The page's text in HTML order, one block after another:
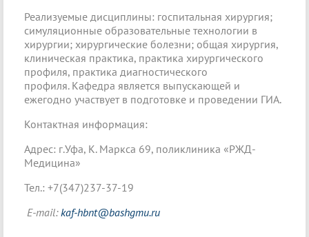
Реализуемые дисциплины: госпитальная хирургия;
симуляционные образовательные технологии в
хирургии; хирургические болезни; общая хирургия,
клиническая практика, практика хирургического
профиля, практика диагностического
профиля. Кафедра является выпускающей и
ежегодно участвует в подготовке и проведении ГИА.
Контактная информация:
Адрес: г.Уфа, К. Маркса 69, поликлиника «РЖД-
Медицина»
Тел.: +7(347)237-37-19
E-mail:kaf-hbnt@bashgmu.ru